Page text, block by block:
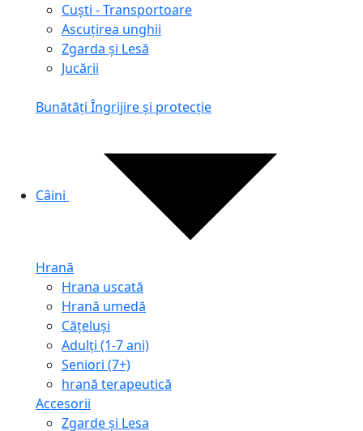
Сuști - Transportoare
Ascuţirea unghii
Zgarda și Lesă
Jucării
Bunătăți Îngrijire și protecție
Câini
Hrană
Hrana uscată
Hrană umedă
Cățeluși
Adulți (1-7 ani)
Seniori (7+)
hrană terapeutică
Accesorii
Zgarde și Lesa